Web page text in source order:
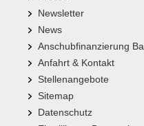
Newsletter
News
Anschubfinanzierung
Anfahrt & Kontakt
Stellenangebote
Sitemap
Datenschutz